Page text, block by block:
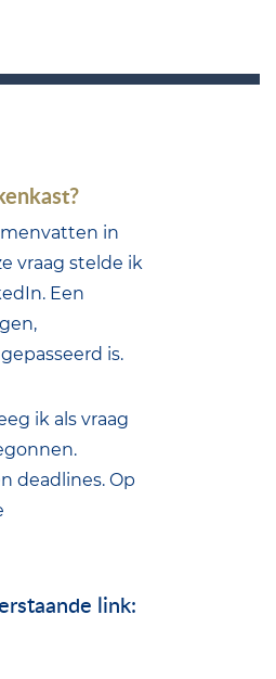
in
vraag stelde ik
Een
is.
ik als vraag
deadlines. Op
link: